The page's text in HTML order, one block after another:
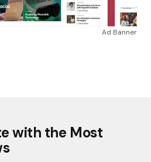
Ad Banner
with the Most